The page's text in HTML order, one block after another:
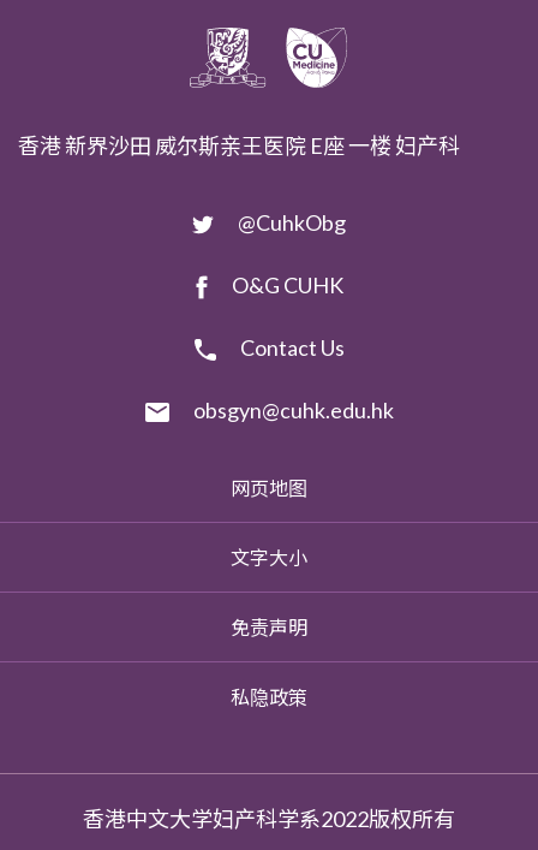
香港 新界沙田 威尔斯亲王医院 E座 一楼 妇产科
@CuhkObg
O&G CUHK
Contact Us
obsgyn@cuhk.edu.hk
网页地图
文字大小
免责声明
私隐政策
香港中文大学妇产科学系2022版权所有